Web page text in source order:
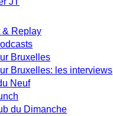
& Replay
Bruxelles
Bruxelles: les interviews
Neuf
du Dimanche